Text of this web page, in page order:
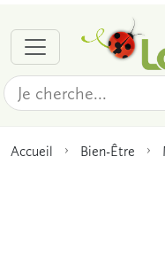
Accueil Bien-Être